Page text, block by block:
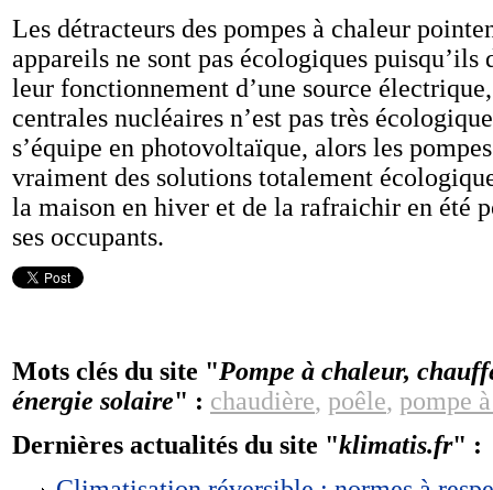
Les détracteurs des pompes à chaleur
appareils ne sont pas écologiques puisqu’ils
leur fonctionnement d’une source
centrales nucléaires n’est pas très
s’équipe en photovoltaïque, alors les
vraiment des solutions totalement
la maison en hiver et de la rafraichir en été
ses occupants.
Mots clés du site "Pompe à chaleur,
énergie solaire" : chaudière, poêle, pompe
Dernières actualités du site "klimatis.fr" :